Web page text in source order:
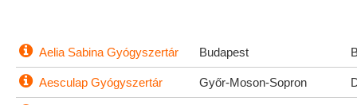
Aelia Sabina Gyógyszertár Budapest
Aesculap Gyógyszertár Győr-Moson-Sopron